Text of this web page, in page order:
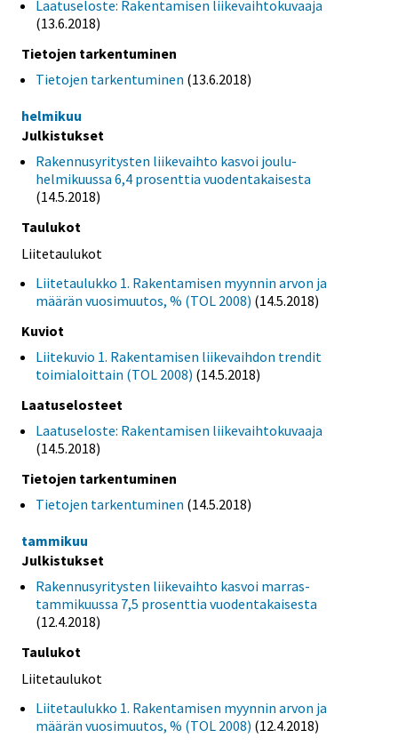
Laatuseloste: Rakentamisen liikevaihtokuvaaja
(13.6.2018)
Tietojen tarkentuminen
Tietojen tarkentuminen (13.6.2018)
helmikuu
Julkistukset
Rakennusyritysten liikevaihto kasvoi joulu-
helmikuussa 6,4 prosenttia vuodentakaisesta
(14.5.2018)
Taulukot
Liitetaulukot
Liitetaulukko 1. Rakentamisen myynnin arvon ja
määrän vuosimuutos, % (TOL 2008) (14.5.2018)
Kuviot
Liitekuvio 1. Rakentamisen liikevaihdon trendit
toimialoittain (TOL 2008) (14.5.2018)
Laatuselosteet
Laatuseloste: Rakentamisen liikevaihtokuvaaja
(14.5.2018)
Tietojen tarkentuminen
Tietojen tarkentuminen (14.5.2018)
tammikuu
Julkistukset
Rakennusyritysten liikevaihto kasvoi marras-
tammikuussa 7,5 prosenttia vuodentakaisesta
(12.4.2018)
Taulukot
Liitetaulukot
Liitetaulukko 1. Rakentamisen myynnin arvon ja
määrän vuosimuutos, % (TOL 2008) (12.4.2018)